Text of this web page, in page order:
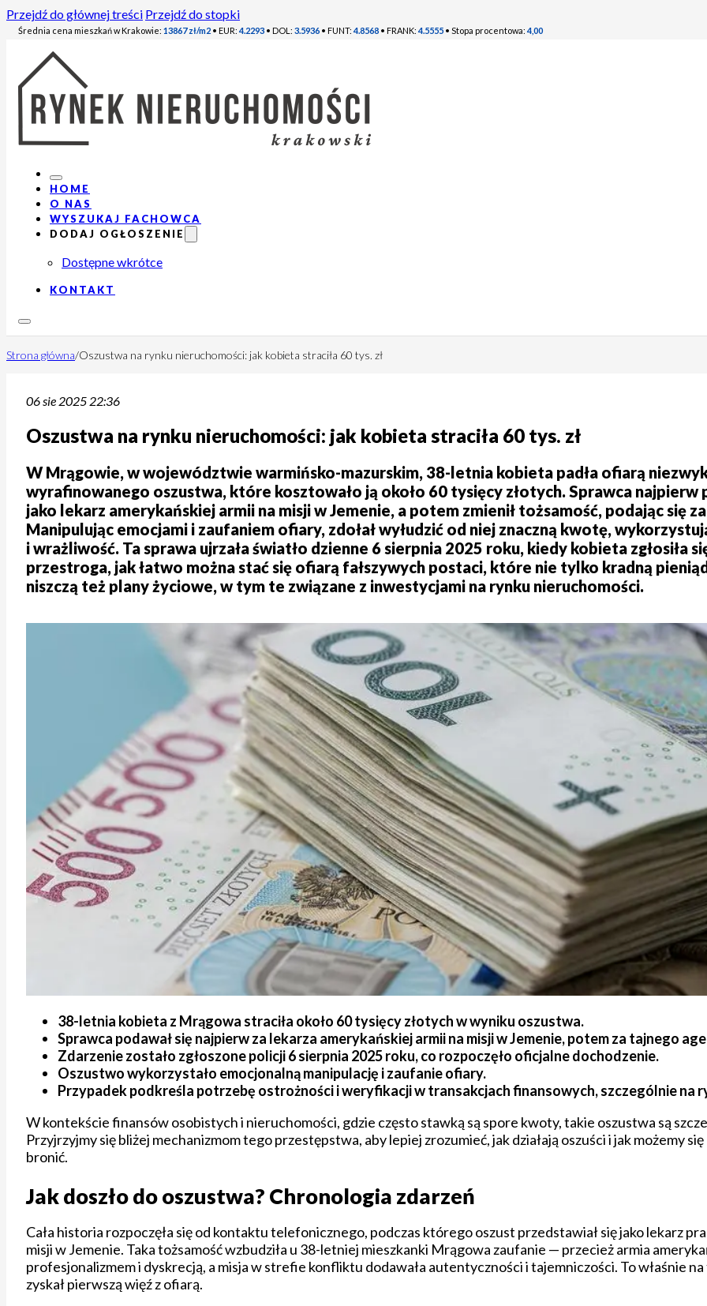
Przejdź do głównej treści Przejdź do stopki
Średnia cena mieszkań w Krakowie: 13867 zł/m2 • EUR: 4.2293 • DOL: 3.5936 • FUNT: 4.8568 • FRANK: 4.5555 • Stopa procentowa: 4,00
HOME
O NAS
WYSZUKAJ FACHOWCA
DODAJ OGŁOSZENIE
Dostępne wkrótce
KONTAKT
Strona główna/Oszustwa na rynku nieruchomości: jak kobieta straciła 60 tys. zł
06 sie 2025 22:36
Oszustwa na rynku nieruchomości: jak kobieta straciła 60 tys. zł
W Mrągowie, w województwie warmińsko-mazurskim, 38-letnia kobieta padła ofiarą
wyrafinowanego oszustwa, które kosztowało ją około 60 tysięcy złotych. Sprawca najpierw
jako lekarz amerykańskiej armii na misji w Jemenie, a potem zmienił tożsamość, podając się
Manipulując emocjami i zaufaniem ofiary, zdołał wyłudzić od niej znaczną kwotę,
i wrażliwość. Ta sprawa ujrzała światło dzienne 6 sierpnia 2025 roku, kiedy kobieta zgłosiła
przestroga, jak łatwo można stać się ofiarą fałszywych postaci, które nie tylko kradną
niszczą też plany życiowe, w tym te związane z inwestycjami na rynku nieruchomości.
38-letnia kobieta z Mrągowa straciła około 60 tysięcy złotych w wyniku oszustwa.
Sprawca podawał się najpierw za lekarza amerykańskiej armii na misji w Jemenie, potem za tajnego
Zdarzenie zostało zgłoszone policji 6 sierpnia 2025 roku, co rozpoczęło oficjalne dochodzenie.
Oszustwo wykorzystało emocjonalną manipulację i zaufanie ofiary.
Przypadek podkreśla potrzebę ostrożności i weryfikacji w transakcjach finansowych, szczególnie na
W kontekście finansów osobistych i nieruchomości, gdzie często stawką są spore kwoty, takie oszustwa są
Przyjrzyjmy się bliżej mechanizmom tego przestępstwa, aby lepiej zrozumieć, jak działają oszuści i jak możemy
bronić.
Jak doszło do oszustwa? Chronologia zdarzeń
Cała historia rozpoczęła się od kontaktu telefonicznego, podczas którego oszust przedstawiał się jako lekarz
misji w Jemenie. Taka tożsamość wzbudziła u 38-letniej mieszkanki Mrągowa zaufanie — przecież armia
profesjonalizmem i dyskrecją, a misja w strefie konfliktu dodawała autentyczności i tajemniczości. To właśnie
zyskał pierwszą więź z ofiarą.